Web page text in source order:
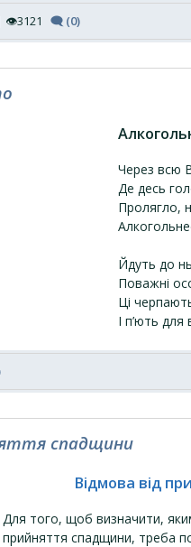
👁3121 🗨 (0)
Через всю
Де десь
Пролягло,
Йдуть до
Поважні
Ці
І п’ють
спадщини
Відмова від
Для того, щоб визначити,
прийняття спадщини, треба